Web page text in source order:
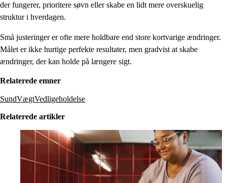
der fungerer, prioritere søvn eller skabe en lidt mere overskuelig
struktur i hverdagen.
Små justeringer er ofte mere holdbare end store kortvarige ændringer.
Målet er ikke hurtige perfekte resultater, men gradvist at skabe
ændringer, der kan holde på længere sigt.
Relaterede emner
SundVægtVedligeholdelse
Relaterede artikler